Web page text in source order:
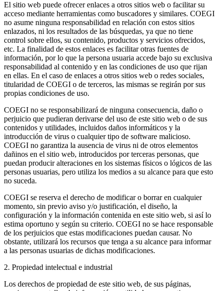
El sitio web puede ofrecer enlaces a otros sitios web o facilitar su
acceso mediante herramientas como buscadores y similares. COEGI
no asume ninguna responsabilidad en relación con estos sitios
enlazados, ni los resultados de las búsquedas, ya que no tiene
control sobre ellos, su contenido, productos y servicios ofrecidos,
etc. La finalidad de estos enlaces es facilitar otras fuentes de
información, por lo que la persona usuaria accede bajo su exclusiva
responsabilidad al contenido y en las condiciones de uso que rijan
en ellas. En el caso de enlaces a otros sitios web o redes sociales,
titularidad de COEGI o de terceros, las mismas se regirán por sus
propias condiciones de uso.
COEGI no se responsabilizará de ninguna consecuencia, daño o
perjuicio que pudieran derivarse del uso de este sitio web o de sus
contenidos y utilidades, incluidos daños informáticos y la
introducción de virus o cualquier tipo de software malicioso.
COEGI no garantiza la ausencia de virus ni de otros elementos
dañinos en el sitio web, introducidos por terceras personas, que
puedan producir alteraciones en los sistemas físicos o lógicos de las
personas usuarias, pero utiliza los medios a su alcance para que esto
no suceda.
COEGI se reserva el derecho de modificar o borrar en cualquier
momento, sin previo aviso y/o justificación, el diseño, la
configuración y la información contenida en este sitio web, si así lo
estima oportuno y según su criterio. COEGI no se hace responsable
de los perjuicios que estas modificaciones puedan causar. No
obstante, utilizará los recursos que tenga a su alcance para informar
a las personas usuarias de dichas modificaciones.
2. Propiedad intelectual e industrial
Los derechos de propiedad de este sitio web, de sus páginas,